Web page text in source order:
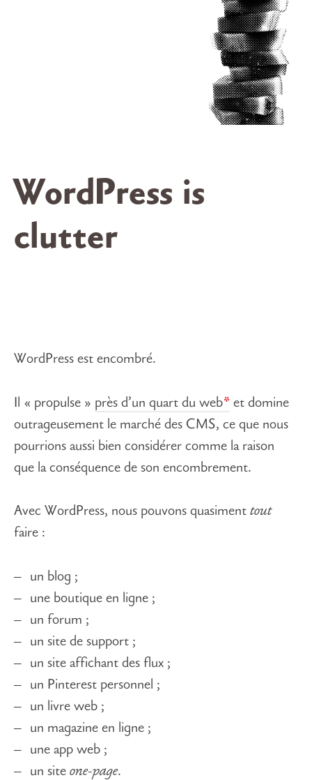
WordPress is
clutter
WordPress est encombré.
Il « propulse » près d’un quart du web et domine
outrageusement le marché des CMS, ce que nous
pourrions aussi bien considérer comme la raison
que la conséquence de son encombrement.
Avec WordPress, nous pouvons quasiment tout
faire :
un blog ;
une boutique en ligne ;
un forum ;
un site de support ;
un site affichant des flux ;
un Pinterest personnel ;
un livre web ;
un magazine en ligne ;
une app web ;
un siteone-page.